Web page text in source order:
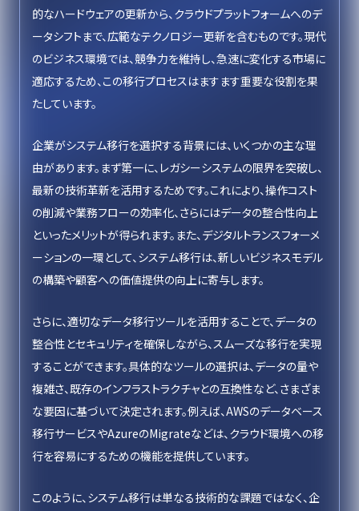
的なハードウェアの更新から、クラウドプラットフォームへのデ
ータシフトまで、広範なテクノロジー更新を含むものです。現代
のビジネス環境では、競争力を維持し、急速に変化する市場に
適応するため、この移行プロセスはますます重要な役割を果
たしています。
企業がシステム移行を選択する背景には、いくつかの主な理
由があります。まず第一に、レガシーシステムの限界を突破し、
最新の技術革新を活用するためです。これにより、操作コスト
の削減や業務フローの効率化、さらにはデータの整合性向上
といったメリットが得られます。また、デジタルトランスフォーメ
ーションの一環として、システム移行は、新しいビジネスモデル
の構築や顧客への価値提供の向上に寄与します。
さらに、適切なデータ移行ツールを活用することで、データの
整合性とセキュリティを確保しながら、スムーズな移行を実現
することができます。具体的なツールの選択は、データの量や
複雑さ、既存のインフラストラクチャとの互換性など、さまざま
な要因に基づいて決定されます。例えば、AWSのデータベース
移行サービスやAzureのMigrateなどは、クラウド環境への移
行を容易にするための機能を提供しています。
このように、システム移行は単なる技術的な課題ではなく、企